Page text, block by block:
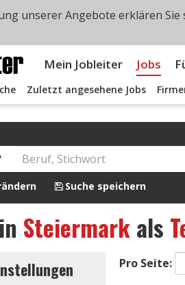
Mein Jobleiter Jobs
Zuletzt angesehene Jobs
Suche speichern
Steiermarkals
Pro Seite:
unserer Angebote erklären Sie